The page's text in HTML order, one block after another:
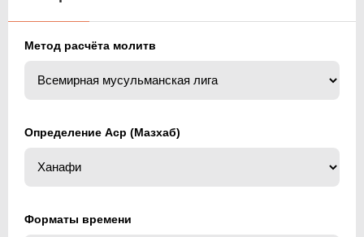
Метод расчёта молитв
Определение Аср (Мазхаб)
Форматы времени